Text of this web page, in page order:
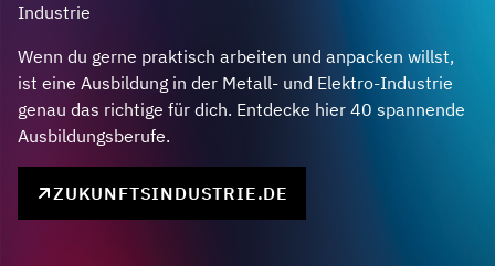
Industrie
Wenn du gerne praktisch arbeiten und anpacken willst,
ist eine Ausbildung in der Metall- und Elektro-Industrie
genau das richtige für dich. Entdecke hier 40 spannende
Ausbildungsberufe.
ZUKUNFTSINDUSTRIE.DE